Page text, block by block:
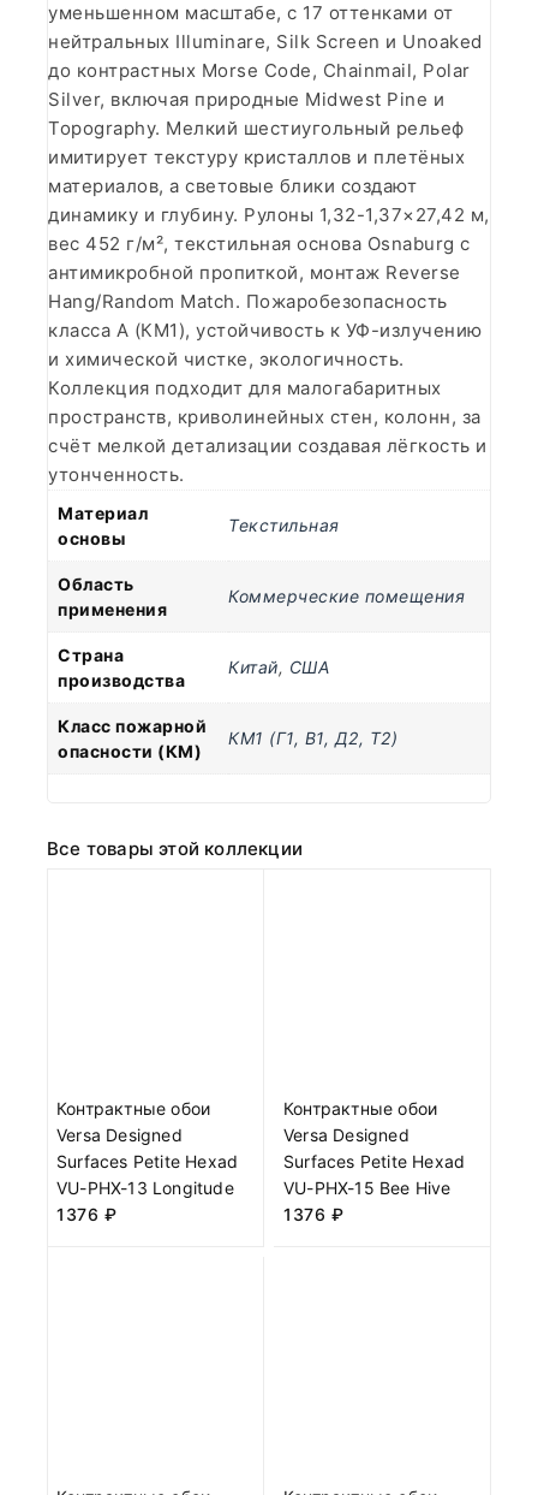
уменьшенном масштабе, с 17 оттенками от
нейтральных Illuminare, Silk Screen и Unoaked
до контрастных Morse Code, Chainmail, Polar
Silver, включая природные Midwest Pine и
Topography. Мелкий шестиугольный рельеф
имитирует текстуру кристаллов и плетёных
материалов, а световые блики создают
динамику и глубину. Рулоны 1,32-1,37×27,42 м,
вес 452 г/м², текстильная основа Osnaburg с
антимикробной пропиткой, монтаж Reverse
Hang/Random Match. Пожаробезопасность
класса А (КМ1), устойчивость к УФ-излучению
и химической чистке, экологичность.
Коллекция подходит для малогабаритных
пространств, криволинейных стен, колонн, за
счёт мелкой детализации создавая лёгкость и
утонченность.
Материал
основы
Текстильная
Область
применения
Коммерческие помещения
Страна
производства
Китай, США
Класс пожарной
опасности (КМ)
КМ1 (Г1, В1, Д2, Т2)
Все товары этой коллекции
Контрактные обои
Versa Designed
Surfaces Petite Hexad
VU-PHX-13 Longitude
1376 ₽
Контрактные обои
Versa Designed
Surfaces Petite Hexad
VU-PHX-15 Bee Hive
1376 ₽